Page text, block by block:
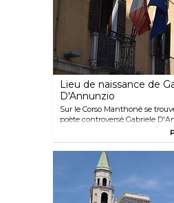
Lieu de naissance de
D'Annunzio
Sur le Corso Manthoné se
poète controversé Gabriele
mars 1863. C'est aujourd'hui
collection de ses lettres et
Mussolini, D'Annunzio a
philosophie du dictateur et a
inspirés de la région des